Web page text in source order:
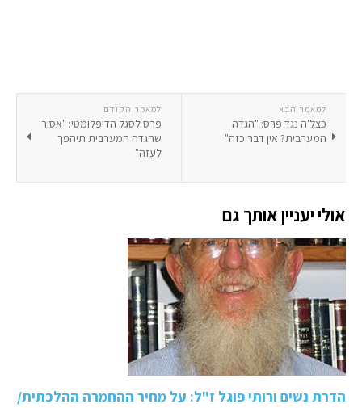
למאמר הקודם
פרס לסגל הדיפלומטי: "אסור
שהגדה המערבית תיהפך
לעזה"
למאמר הבא
כצל'ה נגד פרס: "הגדה
המערבית? אין דבר כזה"
אולי יעניין אותך גם
הדרת נשים ורותי פוגל ז"ל: על מחיר ההחמרה ההלכתית/